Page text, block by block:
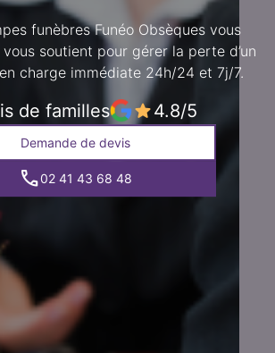
funèbres Funéo Obsèques vous
soutient pour gérer la perte d’un
charge immédiate 24h/24 et 7j/7.
de familles 4.8/5
Demande de devis
02 41 43 68 48